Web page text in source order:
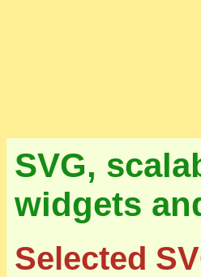
SVG,
widgets
Selected